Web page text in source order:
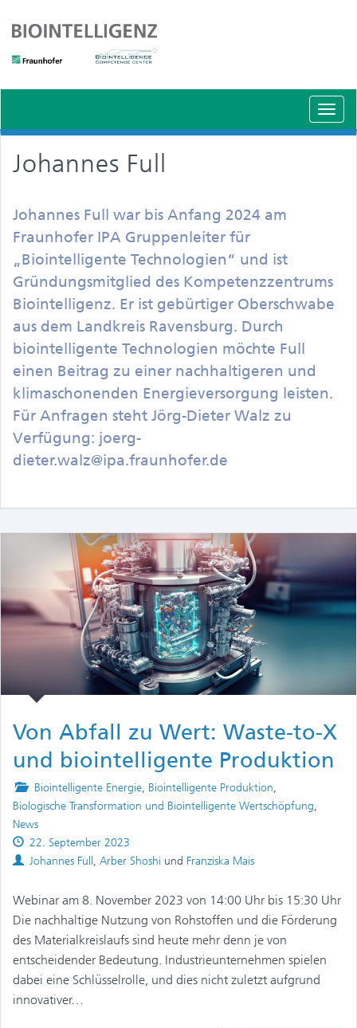
Johannes Full
Johannes Full war bis Anfang 2024 am
Fraunhofer IPA Gruppenleiter für
„Biointelligente Technologien“ und ist
Gründungsmitglied des Kompetenzzentrums
Biointelligenz. Er ist gebürtiger Oberschwabe
aus dem Landkreis Ravensburg. Durch
biointelligente Technologien möchte Full
einen Beitrag zu einer nachhaltigeren und
klimaschonenden Energieversorgung leisten.
Für Anfragen steht Jörg-Dieter Walz zu
Verfügung: joerg-
dieter.walz@ipa.fraunhofer.de
Von Abfall zu Wert: Waste-to-X
und biointelligente Produktion
Posted
in
Biointelligente Energie, Biointelligente Produktion,
Biologische Transformation und Biointelligente Wertschöpfung,
News
Published
on
22. September 2023
Authors
Johannes Full , Arber Shoshi und Franziska Mais
Webinar am 8. November 2023 von 14:00 Uhr bis 15:30 Uhr
Die nachhaltige Nutzung von Rohstoffen und die Förderung
des Materialkreislaufs sind heute mehr denn je von
entscheidender Bedeutung. Industrieunternehmen spielen
dabei eine Schlüsselrolle, und dies nicht zuletzt aufgrund
innovativer…